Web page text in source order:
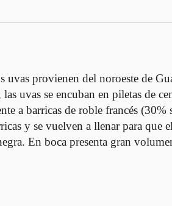
i
provienen del noroeste de
uvas se encuban en piletas de
a barricas de roble francés
y se vuelven a llenar para
En boca presenta gran